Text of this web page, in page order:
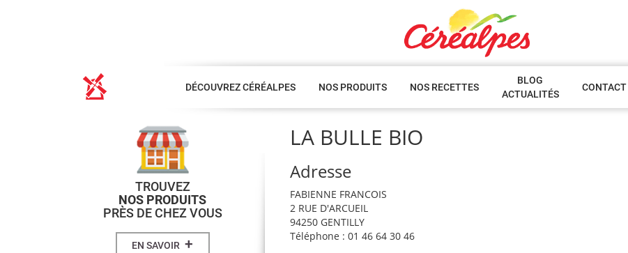
DÉCOUVREZ CÉRÉALPES NOS PRODUITS NOS RECETTES
BLOG
ACTUALITÉS
CONTACT
LA BULLE BIO
Adresse
FABIENNE FRANCOIS
2 RUE D'ARCUEIL
94250 GENTILLY
Téléphone : 01 46 64 30 46
TROUVEZ
NOS PRODUITS
PRÈS DE CHEZ VOUS
EN SAVOIR +